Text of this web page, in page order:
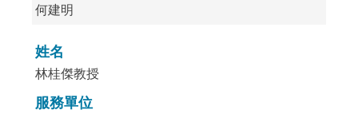
何建明
姓名
林桂傑教授
服務單位